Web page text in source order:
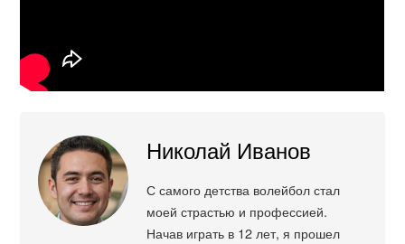
Николай Иванов
С самого детства волейбол стал
моей страстью и профессией.
Начав играть в 12 лет, я прошел